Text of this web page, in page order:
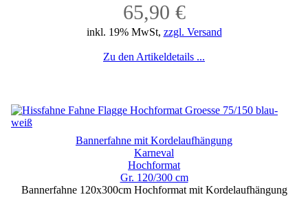
65,90 €
inkl. 19% MwSt, zzgl. Versand
Zu den Artikeldetails ...
Bannerfahne mit Kordelaufhängung
Karneval
Hochformat
Gr. 120/300 cm
Bannerfahne 120x300cm Hochformat mit Kordelaufhängung